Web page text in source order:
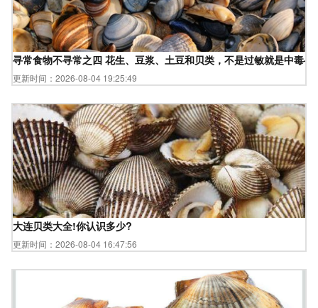
寻常食物不寻常之四 花生、豆浆、土豆和贝类，不是过敏就是中毒
更新时间：2026-08-04 19:25:49
大连贝类大全!你认识多少?
更新时间：2026-08-04 16:47:56